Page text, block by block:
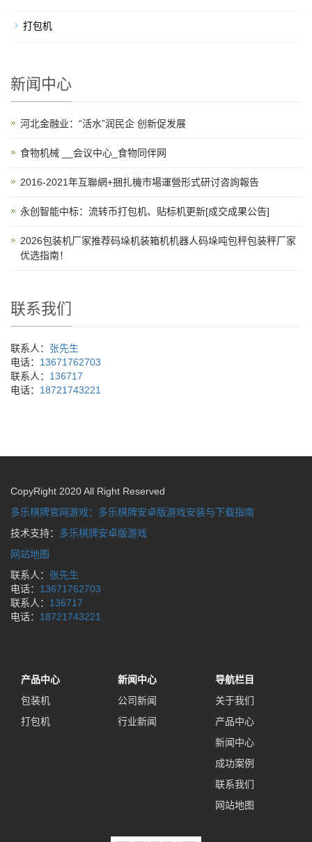
打包机
新闻中心
河北金融业：“活水”润民企 创新促发展
食物机械 __会议中心_食物同伴网
2016-2021年互聯網+捆扎機市場運營形式研讨咨詢報告
永创智能中标：流转币打包机、贴标机更新[成交成果公告]
2026包装机厂家推荐码垛机装箱机机器人码垛吨包秤包装秤厂家
优选指南！
联系我们
联系人： 张先生
电话： 13671762703
联系人： 136717
电话： 18721743221
CopyRight 2020 All Right Reserved
多乐棋牌官网游戏：多乐棋牌安卓版游戏安装与下载指南
技术支持： 多乐棋牌安卓版游戏
网站地图
联系人： 张先生
电话： 13671762703
联系人： 136717
电话： 18721743221
产品中心
包装机
打包机
新闻中心
公司新闻
行业新闻
导航栏目
关于我们
产品中心
新闻中心
成功案例
联系我们
网站地图